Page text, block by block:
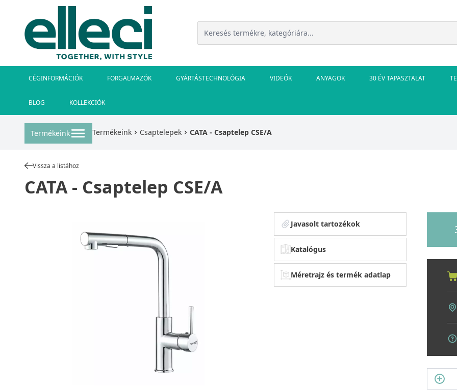
CÉGINFORMÁCIÓK FORGALMAZÓK GYÁRTÁSTECHNOLÓGIA VIDEÓK ANYAGOK 30 ÉV TAPASZTALAT
BLOG KOLLEKCIÓK
Termékeink Termékeink Csaptelepek CATA - Csaptelep CSE/A
Vissza a listához
CATA - Csaptelep CSE/A
Javasolt tartozékok
Katalógus
Méretrajz és termék adatlap